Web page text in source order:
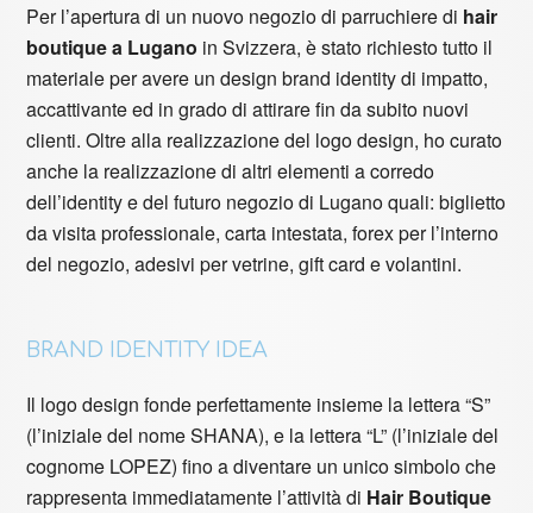
Per l’apertura di un nuovo negozio di parruchiere di hair
boutique a Lugano in Svizzera, è stato richiesto tutto il
materiale per avere un design brand identity di impatto,
accattivante ed in grado di attirare fin da subito nuovi
clienti. Oltre alla realizzazione del logo design, ho curato
anche la realizzazione di altri elementi a corredo
dell’identity e del futuro negozio di Lugano quali: biglietto
da visita professionale, carta intestata, forex per l’interno
del negozio, adesivi per vetrine, gift card e volantini.
BRAND IDENTITY IDEA
Il logo design fonde perfettamente insieme la lettera “S”
(l’iniziale del nome SHANA), e la lettera “L” (l’iniziale del
cognome LOPEZ) fino a diventare un unico simbolo che
rappresenta immediatamente l’attività di Hair Boutique